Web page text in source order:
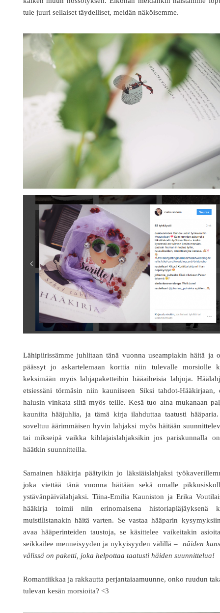
tule juuri sellaiset täydelliset, meidän näköisemme.
Lähipiirissämme juhlitaan tänä vuonna useampiakin häitä ja
päässyt jo askartelemaan korttia niin tulevalle morsiolle
keksimään myös lahjapaketteihin hääaiheisia lahjoja.
etsiessäni törmäsin niin kauniiseen Siksi tahdot-Hääkirjaan,
halusin vinkata siitä myös teille. Kesä tuo aina mukanaan
kauniita hääjuhlia, ja tämä kirja ilahduttaa taatusti
soveltuu äärimmäisen hyvin lahjaksi myös häitään
tai mikseipä vaikka kihlajaislahjaksikin jos pariskunnalla
häätkin suunnitteilla.
Samainen hääkirja päätyikin jo läksiäislahjaksi
joka viettää tänä vuonna häitään sekä omalle
ystävänpäivälahjaksi. Tiina-Emilia Kauniston ja Erika
hääkirja toimii niin erinomaisena historiapläjäyksenä
muistilistanakin häitä varten. Se vastaa hääparin
avaa hääperinteiden taustoja, se käsittelee vaikeitakin
seikkailee menneisyyden ja nykyisyyden välillä –näiden
välissä on paketti, joka helpottaa taatusti häiden suunnittelua!
Romantiikkaa ja rakkautta perjantaiaamuunne, onko ruudun
tulevan kesän morsioita? <3